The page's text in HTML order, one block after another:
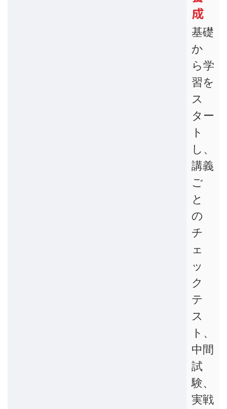
成
基礎
か
ら学
習を
ス
ター
ト
し、
講義
ご
と
の
チ
ェ
ッ
ク
テ
ス
ト、
中間
試
験、
実戦